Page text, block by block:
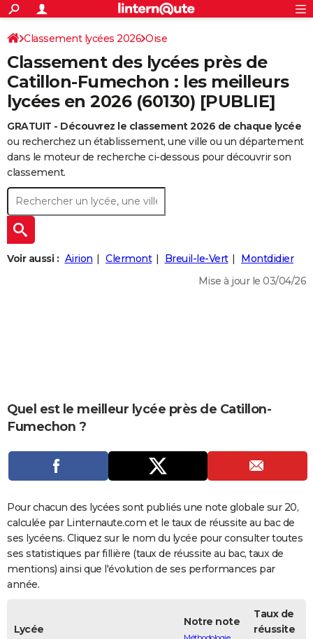
ACTUALITÉS
Politique
Société
Faits Divers
Education
Monde
Villes
+
SPORT
Coupe du monde 2026
Football
Tennis
Cyclisme
Rugby
Forum
CULTURE
Programme TV
TNT
Streaming
Cinéma
Sorties cinéma
Musique
+FINANCE
Retraite
Impôts
Epargne
Immobilier
Risques naturels par ville
Banque
Assurance
Crédit
AUTO
Essais
Réserver un essai
Citadines
Berlines
SUV
Forum auto
+
HIGH-TECH
BRICOLAGE
Forum
Aménagement intérieur
Extérieur
Cuisine
Salle de bains
Jardinage
Rangement
+WEEK-END
Guides de France
Escapades
Patrimoine
Expositions
Musées
Week-end nature
+
LIFESTYLE
CARTE DE VOEUX
Dictionnaire
Biographies
Expressions
Proverbes
PROGRAMME TV
COPAINS D'AVANT
S'inscrire
Se connecter
Lycées
Collèges
Primaires
Universités
Entreprises
Service militaire
Avis de recherche
AVIS DE DÉCÈS
FORUM
Bricolage
Lifestyle
Culture
Sport
Auto
Television
Voyage
Cinema
S'inscrire
Connexion
Classement lycées 2026 Oise
Classement des lycées près de
Catillon-Fumechon : les meilleurs
lycées en 2026 (60130) [PUBLIE]
GRATUIT - Découvrez le classement 2026 de chaque lycée
ou recherchez un établissement, une ville ou un département
dans le moteur de recherche ci-dessous pour découvrir son
classement.
Voir aussi : Airion Clermont Breuil-le-Vert
Montdidier
Mise à jour le 03/04/26
Quel est le meilleur lycée près de Catillon-
Fumechon ?
Pour chacun des lycées sont publiés une note globale sur 20,
calculée par Linternaute.com et le taux de réussite au bac de
ses lycéens. Cliquez sur le nom du lycée pour consulter toutes
ses statistiques par fillière (taux de réussite au bac, taux de
mentions) ainsi que l'évolution de ses performances par
année.
Lycée
Notre note
Taux de
réussite